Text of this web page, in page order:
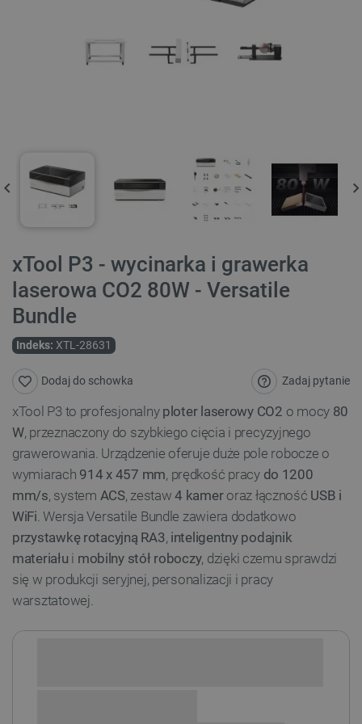
xTool P3 - wycinarka i grawerka
laserowa CO2 80W - Versatile
Bundle
Indeks: XTL-28631
Zadaj pytanie
Dodaj do schowka
xTool P3 to profesjonalny ploter laserowy CO2 o mocy 80
W, przeznaczony do szybkiego cięcia i precyzyjnego
grawerowania. Urządzenie oferuje duże pole robocze o
wymiarach 914 x 457 mm, prędkość pracy do 1200
mm/s, system ACS, zestaw4 kameroraz łączność USB i
WiFi. Wersja Versatile Bundle zawiera dodatkowo
przystawkę rotacyjną RA3, inteligentny podajnik
materiału i mobilny stół roboczy, dzięki czemu sprawdzi
się w produkcji seryjnej, personalizacji i pracy
warsztatowej.